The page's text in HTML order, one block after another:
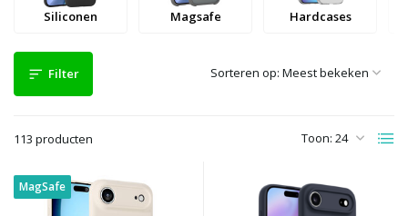
Siliconen Magsafe Hardcases
Filter
113 producten Toon:
Sorteren op:
MagSafe